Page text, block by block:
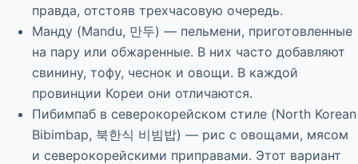
правда, отстояв трехчасовую очередь.
Манду (Mandu, 만두) — пельмени, приготовленные
на пару или обжаренные. В них часто добавляют
свинину, тофу, чеснок и овощи. В каждой
провинции Кореи они отличаются.
Пибимпаб в северокорейском стиле (North Korean
Bibimbap, 북한식 비빔밥) — рис с овощами, мясом
и северокорейскими приправами. Этот вариант